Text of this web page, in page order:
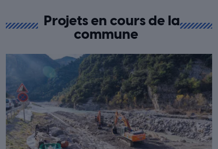
Projets en cours de la
commune